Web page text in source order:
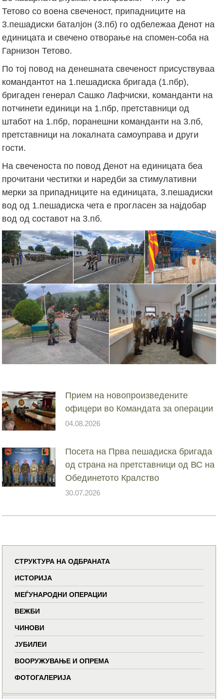
Тетово со воена свеченост, припадниците на
3.пешадиски баталјон (3.пб) го одбележаа Денот на
единицата и свечено отворање на спомен-соба на
Гарнизон Тетово.
По тој повод на денешната свеченост присуствуваа
командантот на 1.пешадиска бригада (1.пбр),
бригаден генерал Сашко Лафчиски, команданти на
потчинети единици на 1.пбр, претставници од
штабот на 1.пбр, поранешни команданти на 3.пб,
претставници на локалната самоуправа и други
гости.
На свеченоста по повод Денот на единицата беа
прочитани честитки и наредби за стимулативни
мерки за припадниците на единицата, 3.пешадиски
вод од 1.пешадиска чета е прогласен за најдобар
вод од составот на 3.пб.
Прием на новопроизведените
офицери во Командата за операции
04.08.2026
Посета на Прва пешадиска бригада
од страна на претставници од ВС на
Обединетото Кралство
30.07.2026
СТРУКТУРА НА ОДБРАНАТА
ИСТОРИЈА
МЕЃУНАРОДНИ ОПЕРАЦИИ
ВЕЖБИ
ЧИНОВИ
ЈУБИЛЕИ
ВООРУЖУВАЊЕ И ОПРЕМА
ФОТОГАЛЕРИЈА